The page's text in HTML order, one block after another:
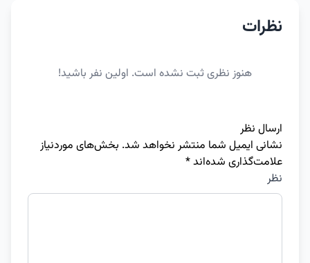
نظرات
هنوز نظری ثبت نشده است. اولین نفر باشید!
ارسال نظر
نشانی ایمیل شما منتشر نخواهد شد. بخش‌های موردنیاز
علامت‌گذاری شده‌اند*
نظر